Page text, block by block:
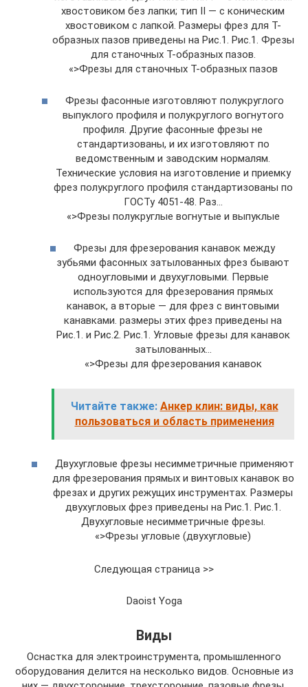
хвостовиком без лапки; тип II — с коническим
хвостовиком с лапкой. Размеры фрез для Т-
образных пазов приведены на Рис.1. Рис.1. Фрезы
для станочных Т-образных пазов.
«>Фрезы для станочных Т-образных пазов
Фрезы фасонные изготовляют полукруглого
выпуклого профиля и полукруглого вогнутого
профиля. Другие фасонные фрезы не
стандартизованы, и их изготовляют по
ведомственным и заводским нормалям.
Технические условия на изготовление и приемку
фрез полукруглого профиля стандартизованы по
ГОСТу 4051-48. Раз…
«>Фрезы полукруглые вогнутые и выпуклые
Фрезы для фрезерования канавок между
зубьями фасонных затылованных фрез бывают
одноугловыми и двухугловыми. Первые
используются для фрезерования прямых
канавок, а вторые — для фрез с винтовыми
канавками. размеры этих фрез приведены на
Рис.1. и Рис.2. Рис.1. Угловые фрезы для канавок
затылованных…
«>Фрезы для фрезерования канавок
Читайте также: Анкер клин: виды, как
пользоваться и область применения
Двухугловые фрезы несимметричные применяют
для фрезерования прямых и винтовых канавок во
фрезах и других режущих инструментах. Размеры
двухугловых фрез приведены на Рис.1. Рис.1.
Двухугловые несимметричные фрезы.
«>Фрезы угловые (двухугловые)
Следующая страница >>
Daoist Yoga
Виды
Оснастка для электроинструмента, промышленного
оборудования делится на несколько видов. Основные из